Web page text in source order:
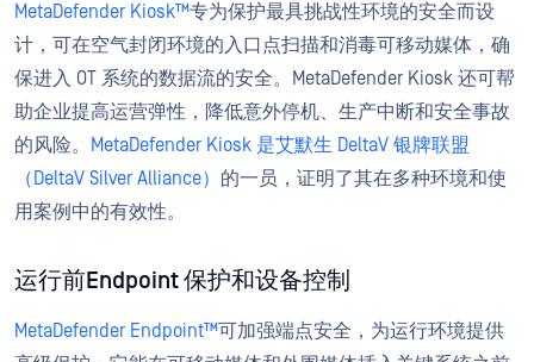
MetaDefender Kiosk™专为保护最具挑战性环境的安全而设
计，可在空气封闭环境的入口点扫描和消毒可移动媒体，确
保进入 OT 系统的数据流的安全。MetaDefender Kiosk 还可帮
助企业提高运营弹性，降低意外停机、生产中断和安全事故
的风险。
MetaDefender Kiosk 是艾默生 DeltaV 银牌联盟
（DeltaV Silver Alliance） 的一员，证明了其在多种环境和使
用案例中的有效性。
运行前Endpoint 保护和设备控制
MetaDefender Endpoint™可加强端点安全，为运行环境提供